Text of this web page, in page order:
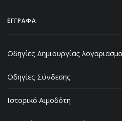
ΕΓΓΡΑΦΑ
Οδηγίες Δημιουργίας
Οδηγίες Σύνδεσης
Ιστορικό Αιμοδότη